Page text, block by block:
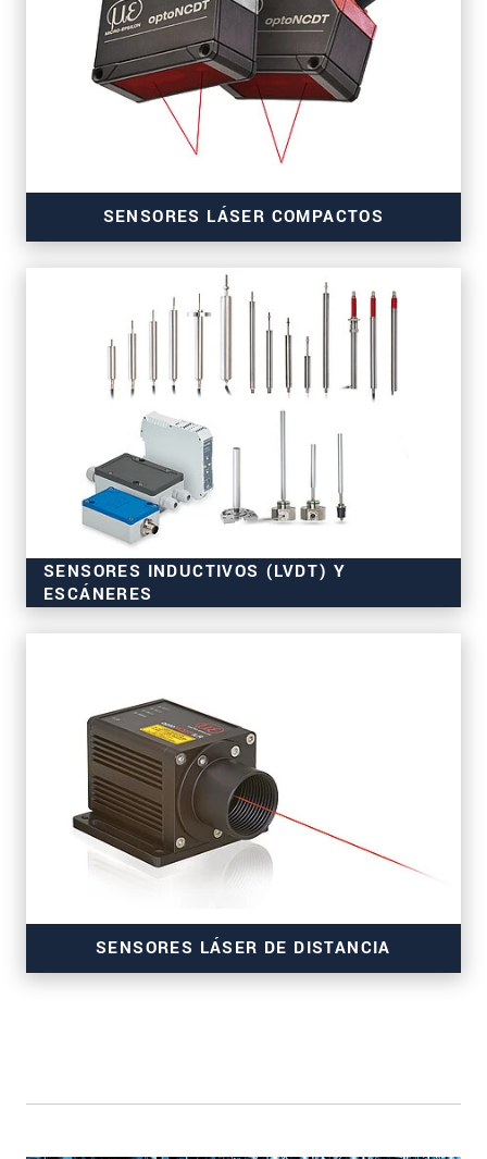
SENSORES LÁSER COMPACTOS
para activos OEM y aplicaciones en serie
SENSORES INDUCTIVOS (LVDT) Y
ESCÁNERES
para aplicaciones en serie
SENSORES LÁSER DE DISTANCIA
e alto rendimiento, para aplicaciones industriales